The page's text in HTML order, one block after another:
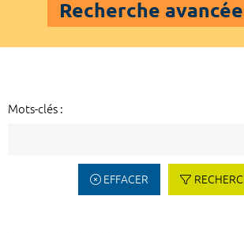
Recherche avancée
Mots-clés :
EFFACER